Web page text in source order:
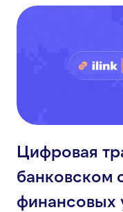
Цифровая
банковском
финансовых